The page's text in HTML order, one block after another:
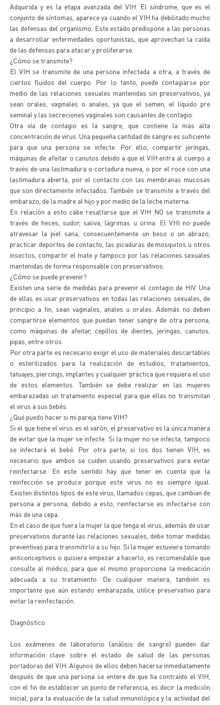
Adquirida y es la etapa avanzada del VIH. El síndrome, que es el
conjunto de síntomas, aparece ya cuando el VIH ha debilitado mucho
las defensas del organismo. Este estado predispone a las personas
a desarrollar enfermedades oportunistas, que aprovechan la caída
de las defensas para atacar y proliferarse.
¿Cómo se transmite?
El VIH se transmite de una persona infectada a otra, a través de
ciertos fluidos del cuerpo. Por lo tanto, puede contagiarse por
medio de las relaciones sexuales mantenidas sin preservativos, ya
sean orales, vaginales o anales, ya que el semen, el líquido pre
seminal y las secreciones vaginales son causantes de contagio.
Otra vía de contagio es la sangre, que contiene la más alta
concentración de virus. Una pequeña cantidad de sangre es suficiente
para que una persona se infecte. Por ello, compartir jeringas,
máquinas de afeitar o canutos debido a que el VIH entra al cuerpo a
través de una lastimadura o cortadura nueva, o por el roce con una
lastimadura abierta, por el contacto con las membranas mucosas
que son directamente infectados. También se transmite a través del
embarazo, de la madre al hijo y por medio de la leche materna.
En relación a esto cabe resaltarse que el VIH NO se transmite a
través de heces, sudor, saliva, lágrimas u orina. El VHI no puede
atravesar la piel sana, consecuentemente un beso o un abrazo,
practicar deportes de contacto, las picaduras de mosquitos u otros
insectos, compartir el mate y tampoco por las relaciones sexuales
mantenidas de forma responsable con preservativos.
¿Cómo se puede prevenir?
Existen una serie de medidas para prevenir el contagio de HIV. Una
de ellas es usar preservativos en todas las relaciones sexuales, de
principio a fin, sean vaginales, anales u orales. Además no deben
compartirse elementos que puedan tener sangre de otra persona,
como máquinas de afeitar, cepillos de dientes, jeringas, canutos,
pipas, entre otros.
Por otra parte es necesario exigir el uso de materiales descartables
o esterilizados para la realización de estudios, tratamientos,
tatuajes, piercings, implantes y cualquier práctica que requiera el uso
de estos elementos. También se debe realizar en las mujeres
embarazadas un tratamiento especial para que ellas no transmitan
el virus a sus bebés.
¿Qué puedo hacer si mi pareja tiene VIH?
Si el que tiene el virus es el varón, el preservativo es la única manera
de evitar que la mujer se infecte. Si la mujer no se infecta, tampoco
se infectará el bebé. Por otra parte, si los dos tienen VIH, es
necesario que ambos se cuiden usando preservativos para evitar
reinfectarse. En este sentido hay que tener en cuenta que la
reinfección se produce porque este virus no es siempre igual.
Existen distintos tipos de este virus, llamados cepas, que cambian de
persona a persona, debido a esto, reinfectarse es infectarse con
más de una cepa.
En el caso de que fuera la mujer la que tenga el virus, además de usar
preservativos durante las relaciones sexuales, debe tomar medidas
preventivas para transmitirlo a su hijo. Si la mujer estuviera tomando
anticonceptivos o quisiera empezar a hacerlo, es recomendable que
consulte al médico, para que el mismo proporcione la medicación
adecuada a su tratamiento. De cualquier manera, también es
importante que aún estando embarazada, utilice preservativo para
evitar la reinfectación.
Diagnóstico
Los exámenes de laboratorio (análisis de sangre) pueden dar
información clave sobre el estado de salud de las personas
portadoras del VIH. Algunos de ellos deben hacerse inmediatamente
después de que una persona se entere de que ha contraído el VIH,
con el fin de establecer un punto de referencia, es decir la medición
inicial, para la evaluación de la salud inmunológica y la actividad del